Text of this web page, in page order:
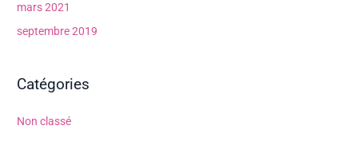
mars 2021
septembre 2019
Catégories
Non classé